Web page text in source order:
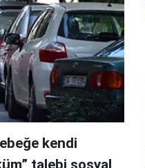
kendi
talebi sosyal